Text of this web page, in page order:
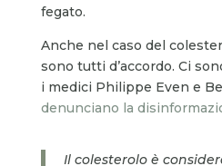
fegato.
Anche nel caso del
sono tutti d’accordo. Ci
i medici Philippe Even e
denunciano la
Il colesterolo è